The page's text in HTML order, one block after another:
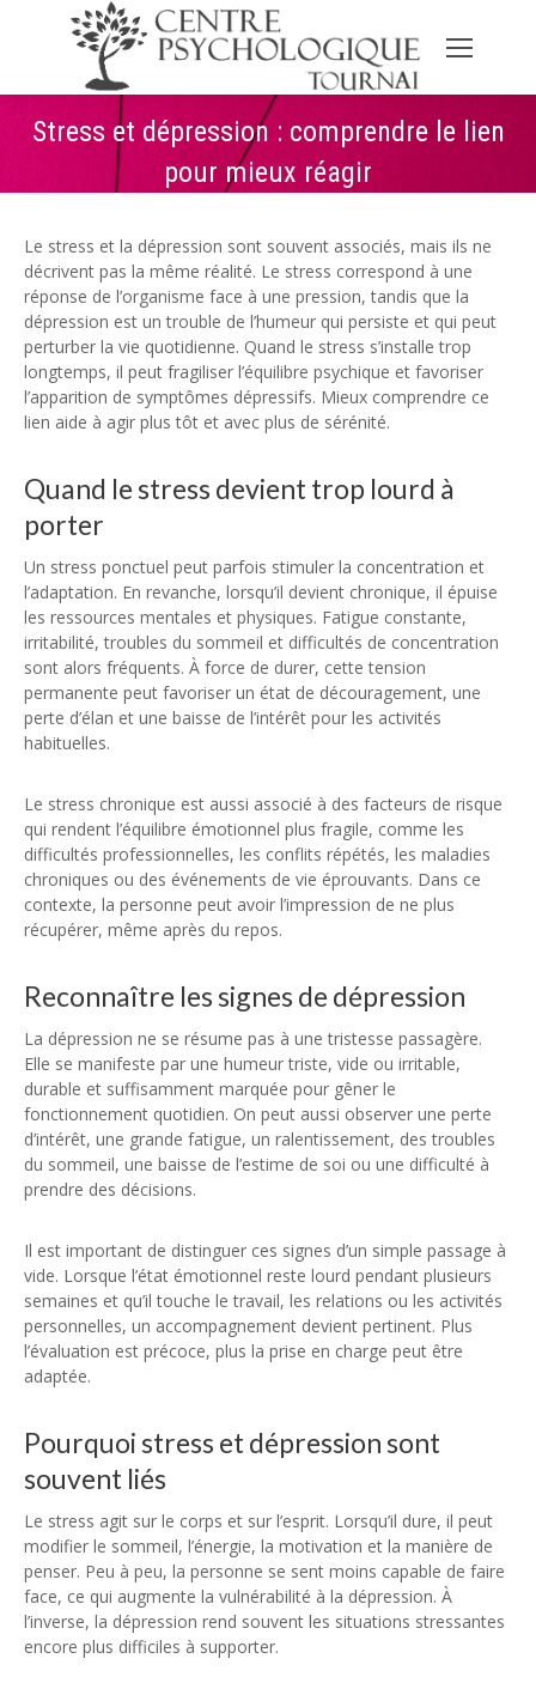
Stress et dépression : comprendre le lien
pour mieux réagir
Le stress et la dépression sont souvent associés, mais ils ne
décrivent pas la même réalité. Le stress correspond à une
réponse de l’organisme face à une pression, tandis que la
dépression est un trouble de l’humeur qui persiste et qui peut
perturber la vie quotidienne. Quand le stress s’installe trop
longtemps, il peut fragiliser l’équilibre psychique et favoriser
l’apparition de symptômes dépressifs. Mieux comprendre ce
lien aide à agir plus tôt et avec plus de sérénité.
Quand le stress devient trop lourd à
porter
Un stress ponctuel peut parfois stimuler la concentration et
l’adaptation. En revanche, lorsqu’il devient chronique, il épuise
les ressources mentales et physiques. Fatigue constante,
irritabilité, troubles du sommeil et difficultés de concentration
sont alors fréquents. À force de durer, cette tension
permanente peut favoriser un état de découragement, une
perte d’élan et une baisse de l’intérêt pour les activités
habituelles.
Le stress chronique est aussi associé à des facteurs de risque
qui rendent l’équilibre émotionnel plus fragile, comme les
difficultés professionnelles, les conflits répétés, les maladies
chroniques ou des événements de vie éprouvants. Dans ce
contexte, la personne peut avoir l’impression de ne plus
récupérer, même après du repos.
Reconnaître les signes de dépression
La dépression ne se résume pas à une tristesse passagère.
Elle se manifeste par une humeur triste, vide ou irritable,
durable et suffisamment marquée pour gêner le
fonctionnement quotidien. On peut aussi observer une perte
d’intérêt, une grande fatigue, un ralentissement, des troubles
du sommeil, une baisse de l’estime de soi ou une difficulté à
prendre des décisions.
Il est important de distinguer ces signes d’un simple passage à
vide. Lorsque l’état émotionnel reste lourd pendant plusieurs
semaines et qu’il touche le travail, les relations ou les activités
personnelles, un accompagnement devient pertinent. Plus
l’évaluation est précoce, plus la prise en charge peut être
adaptée.
Pourquoi stress et dépression sont
souvent liés
Le stress agit sur le corps et sur l’esprit. Lorsqu’il dure, il peut
modifier le sommeil, l’énergie, la motivation et la manière de
penser. Peu à peu, la personne se sent moins capable de faire
face, ce qui augmente la vulnérabilité à la dépression. À
l’inverse, la dépression rend souvent les situations stressantes
encore plus difficiles à supporter.